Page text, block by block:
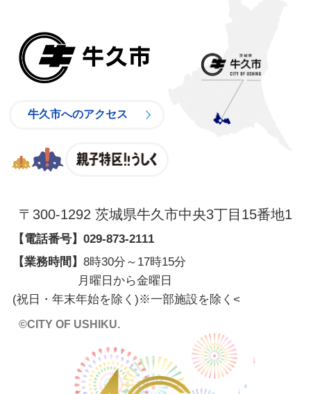
牛久市へのアクセス
〒300-1292 茨城県牛久市中央3丁目15番地1
【電話番号】 029-873-2111
【業務時間】 8時30分～17時15分
月曜日から金曜日
(祝日・年末年始を除く)※一部施設を除く <
©CITY OF USHIKU.